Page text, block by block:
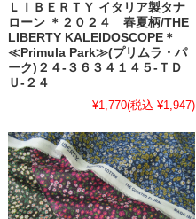
ＬＩＢＥＲＴＹ イタリア製タナ
ローン ＊２０２４ 春夏柄/THE
LIBERTY KALEIDOSCOPE＊
≪Primula Park≫(プリムラ・パ
ーク)２４-３６３４１４５-ＴＤ
Ｕ-２４
¥1,770(税込 ¥1,947)